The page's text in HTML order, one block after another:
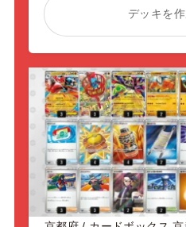
デッキを